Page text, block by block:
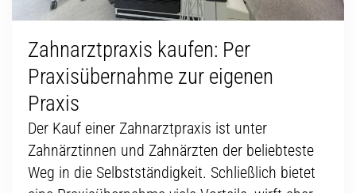
Zahnarztpraxis kaufen: Per
Praxisübernahme zur eigenen
Praxis
Der Kauf einer Zahnarztpraxis ist unter
Zahnärztinnen und Zahnärzten der beliebteste
Weg in die Selbstständigkeit. Schließlich bietet